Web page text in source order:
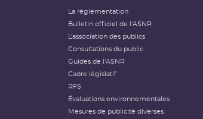
La réglementation
Bulletin officiel de l'ASNR
L’association des publics
Consultations du public
Guides de l'ASNR
Cadre législatif
RFS
Évaluations environnementales
Mesures de publicité diverses